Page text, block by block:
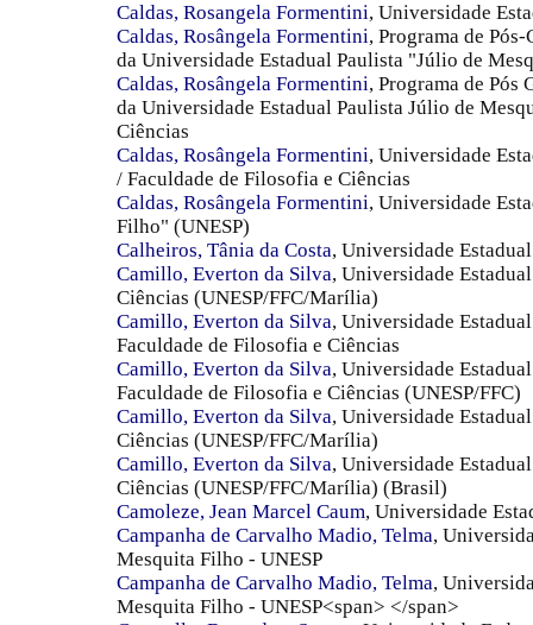
Caldas, Rosangela Formentini, Universidade
Caldas, Rosângela Formentini, Programa de
da Universidade Estadual Paulista "Júlio de
Caldas, Rosângela Formentini, Programa de Pós
da Universidade Estadual Paulista Júlio de
Ciências
Caldas, Rosângela Formentini, Universidade
/ Faculdade de Filosofia e Ciências
Caldas, Rosângela Formentini, Universidade
Filho" (UNESP)
Calheiros, Tânia da Costa, Universidade
Camillo, Everton da Silva, Universidade
Ciências (UNESP/FFC/Marília)
Camillo, Everton da Silva, Universidade
Faculdade de Filosofia e Ciências
Camillo, Everton da Silva, Universidade
Faculdade de Filosofia e Ciências (UNESP/FFC)
Camillo, Everton da Silva, Universidade
Ciências (UNESP/FFC/Marília)
Camillo, Everton da Silva, Universidade
Ciências (UNESP/FFC/Marília) (Brasil)
Camoleze, Jean Marcel Caum, Universidade
Campanha de Carvalho Madio, Telma,
Mesquita Filho - UNESP
Campanha de Carvalho Madio, Telma,
Mesquita Filho - UNESP<span> </span>